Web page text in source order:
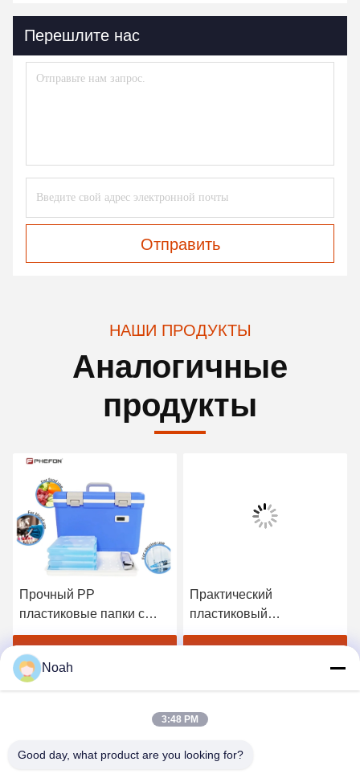
Перешлите нас
Отправить
НАШИ ПРОДУКТЫ
Аналогичные
продукты
Прочный PP
пластиковые папки с
карманами папка
файлов А4 для
студентов
Практический
пластиковый
документооборот -
Noah
3:48 PM
Good day, what product are you looking for?